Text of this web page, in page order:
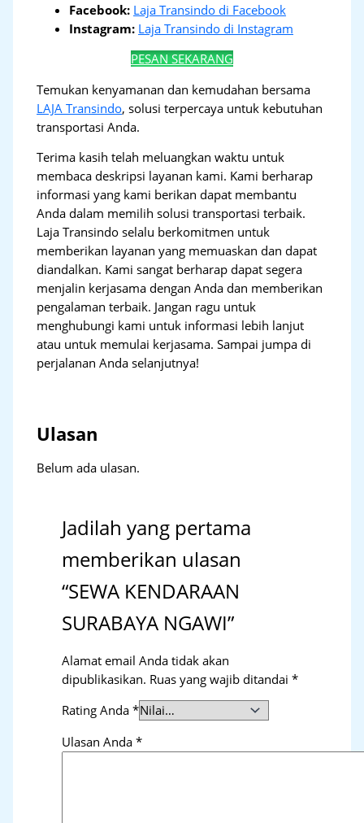
Facebook: Laja Transindo di Facebook
Instagram: Laja Transindo di Instagram
PESAN SEKARANG
Temukan kenyamanan dan kemudahan bersama
LAJA Transindo, solusi terpercaya untuk kebutuhan
transportasi Anda.
Terima kasih telah meluangkan waktu untuk
membaca deskripsi layanan kami. Kami berharap
informasi yang kami berikan dapat membantu
Anda dalam memilih solusi transportasi terbaik.
Laja Transindo selalu berkomitmen untuk
memberikan layanan yang memuaskan dan dapat
diandalkan. Kami sangat berharap dapat segera
menjalin kerjasama dengan Anda dan memberikan
pengalaman terbaik. Jangan ragu untuk
menghubungi kami untuk informasi lebih lanjut
atau untuk memulai kerjasama. Sampai jumpa di
perjalanan Anda selanjutnya!
Ulasan
Belum ada ulasan.
Jadilah yang pertama
memberikan ulasan
“SEWA KENDARAAN
SURABAYA NGAWI”
Alamat email Anda tidak akan
dipublikasikan. Ruas yang wajib ditandai*
Rating Anda*
Ulasan Anda*